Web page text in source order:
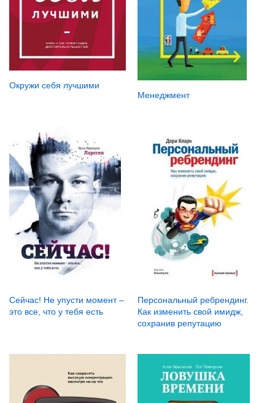
Окружи себя лучшими
Менеджмент
Сейчас! Не упусти момент –
это все, что у тебя есть
Персональный ребрендинг.
Как изменить свой имидж,
сохранив репутацию